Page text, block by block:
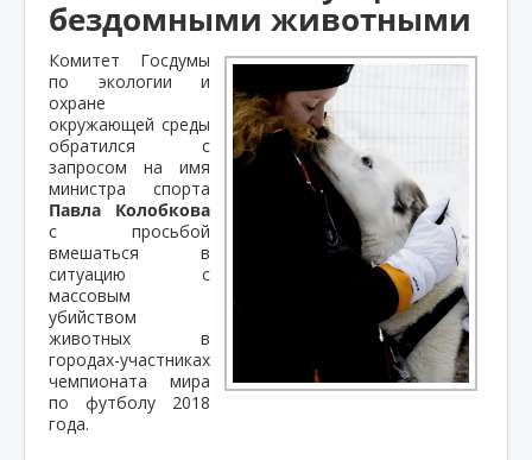
бездомными животными
Комитет Госдумы
по экологии и
охране
окружающей среды
обратился с
запросом на имя
министра спорта
Павла Колобкова
с просьбой
вмешаться в
ситуацию с
массовым
убийством
животных в
городах-участниках
чемпионата мира
по футболу 2018
года.